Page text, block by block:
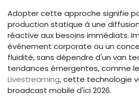
Adopter cette approche signifie
production statique à une
réactive aux besoins immédiats.
événement corporate ou un
fluidité, sans dépendre d'un van
tendances émergentes, comme
Livestreaming, cette technologie
broadcast mobile d'ici 2026.